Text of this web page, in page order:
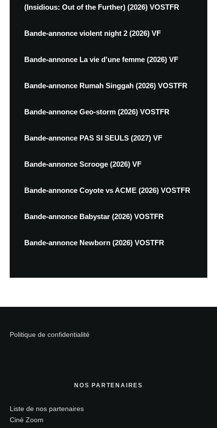
(Insidious: Out of the Further) (2026) VOSTFR
Bande-annonce violent night 2 (2026) VF
Bande-annonce La vie d'une femme (2026) VF
Bande-annonce Rumah Singgah (2026) VOSTFR
Bande-annonce Geo-storm (2026) VOSTFR
Bande-annonce PAS SI SEULS (2027) VF
Bande-annonce Scrooge (2026) VF
Bande-annonce Coyote vs ACME (2026) VOSTFR
Bande-annonce Babystar (2026) VOSTFR
Bande-annonce Newborn (2026) VOSTFR
Politique de confidentialité
NOS PARTENAIRES
Liste de nos partenaires
Ciné Zoom